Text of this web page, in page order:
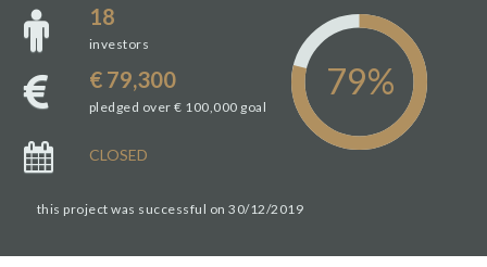
18
investors
€ 79,300
pledged over € 100,000 goal
CLOSED
this project was successful on 30/12/2019